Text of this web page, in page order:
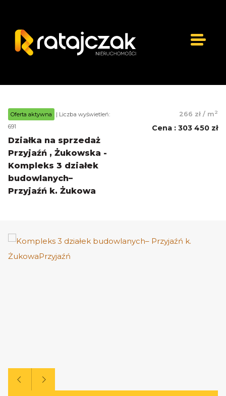
Oferta aktywna
| Liczba wyświetleń:
691
Działka na sprzedaż
Przyjaźń , Żukowska -
Kompleks 3 działek
budowlanych–
Przyjaźń k. Żukowa
266 zł / m2
Cena : 303 450 zł